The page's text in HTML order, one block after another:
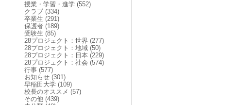
授業・学習・進学 (552)
クラブ (334)
卒業生 (291)
保護者 (189)
受験生 (85)
28プロジェクト：世界 (277)
28プロジェクト：地域 (50)
28プロジェクト：日本 (229)
28プロジェクト：社会 (574)
行事 (577)
お知らせ (301)
早稲田大学 (109)
校長のオススメ (57)
その他 (439)